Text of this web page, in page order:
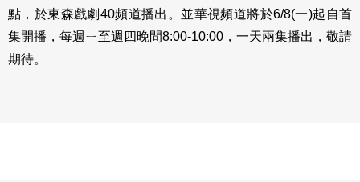
點，於東森戲劇40頻道播出。並華視頻道將於6/8(一)起自首
集開播，每週ㄧ至週四晚間8:00-10:00，一天兩集播出，敬請
期待。